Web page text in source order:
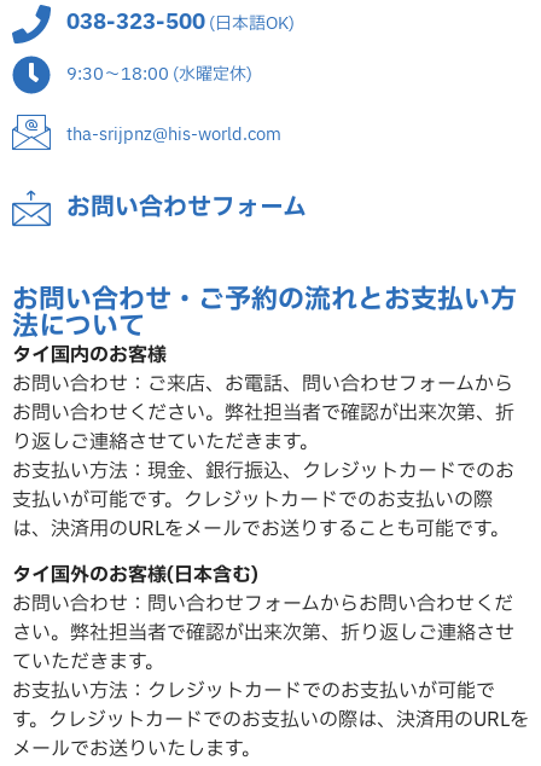
038-323-500(日本語OK)
9:30～18:00 (水曜定休)
tha-srijpnz@his-world.com
お問い合わせフォーム
お問い合わせ・ご予約の流れとお支払い方
法について
タイ国内のお客様
お問い合わせ：ご来店、お電話、問い合わせフォームから
お問い合わせください。弊社担当者で確認が出来次第、折
り返しご連絡させていただきます。
お支払い方法：現金、銀行振込、クレジットカードでのお
支払いが可能です。クレジットカードでのお支払いの際
は、決済用のURLをメールでお送りすることも可能です。
タイ国外のお客様(日本含む)
お問い合わせ：問い合わせフォームからお問い合わせくだ
さい。弊社担当者で確認が出来次第、折り返しご連絡させ
ていただきます。
お支払い方法：クレジットカードでのお支払いが可能で
す。クレジットカードでのお支払いの際は、決済用のURLを
メールでお送りいたします。